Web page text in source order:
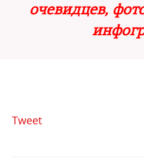
очевидцев,
Tweet